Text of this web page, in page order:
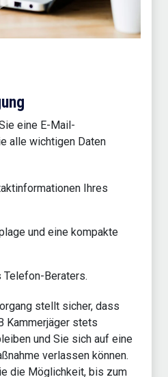
eine E-Mail-
alle wichtigen Daten
Ihres
und eine kompakte
Telefon-Beraters.
stellt sicher, dass
Kammerjäger stets
und Sie sich auf eine
verlassen können.
die Möglichkeit, bis zum